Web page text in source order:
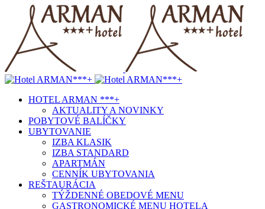
HOTEL ARMAN ***+
AKTUALITY A NOVINKY
POBYTOVÉ BALÍČKY
UBYTOVANIE
IZBA KLASIK
IZBA STANDARD
APARTMÁN
CENNÍK UBYTOVANIA
REŠTAURÁCIA
TÝŽDENNÉ OBEDOVÉ MENU
GASTRONOMICKÉ MENU HOTELA